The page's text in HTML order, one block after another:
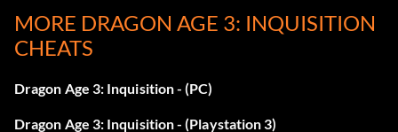
MORE DRAGON AGE 3: INQUISITION
CHEATS
Dragon Age 3: Inquisition - (PC)
Dragon Age 3: Inquisition - (Playstation 3)